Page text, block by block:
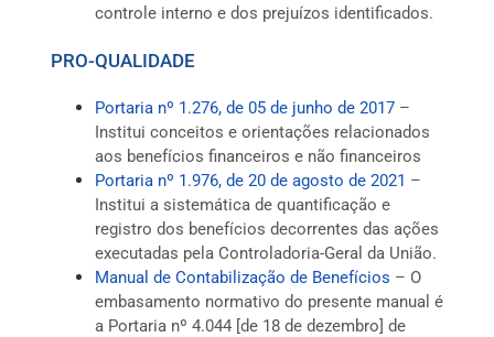
controle interno e dos prejuízos identificados.
PRO-QUALIDADE
Portaria nº 1.276, de 05 de junho de 2017 –
Institui conceitos e orientações relacionados
aos benefícios financeiros e não financeiros
Portaria nº 1.976, de 20 de agosto de 2021 –
Institui a sistemática de quantificação e
registro dos benefícios decorrentes das ações
executadas pela Controladoria-Geral da União.
Manual de Contabilização de Benefícios – O
embasamento normativo do presente manual é
a Portaria nº 4.044 [de 18 de dezembro] de